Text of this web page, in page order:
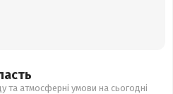
та атмосферні умови на сьогодні